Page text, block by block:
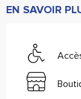
EN SAVOIR